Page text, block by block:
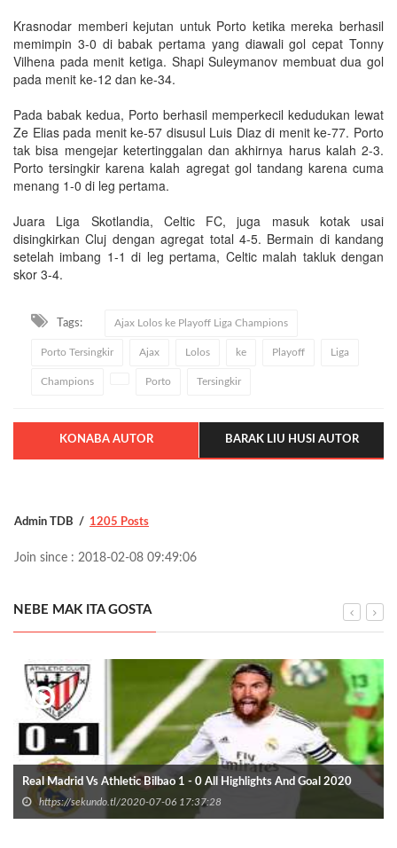
Krasnodar memberi kejutan untuk Porto ketika mereka berhasil
memimpin 3-0 di babak pertama yang diawali gol cepat Tonny
Vilhena pada menit ketiga. Shapi Suleymanov membuat dua gol
pada menit ke-12 dan ke-34.
Pada babak kedua, Porto berhasil memperkecil kedudukan lewat
Ze Elias pada menit ke-57 disusul Luis Diaz di menit ke-77. Porto
tak bisa mengejar ketertinggalan dan akhirnya harus kalah 2-3.
Porto tersingkir karena kalah agregat gol tandang karena cuma
menang 1-0 di leg pertama.
Juara Liga Skotlandia, Celtic FC, juga masuk kotak usai
disingkirkan Cluj dengan agregat total 4-5. Bermain di kandang
setelah imbang 1-1 di leg pertama, Celtic malah takluk dengan
skor 3-4.
Tags: Ajax Lolos ke Playoff Liga Champions
Porto Tersingkir Ajax Lolos ke Playoff Liga
Champions Porto Tersingkir
KONABA AUTOR BARAK LIU HUSI AUTOR
Admin TDB 1205 Posts
Join since : 2018-02-08 09:49:06
NEBE MAK ITA GOSTA
Real Madrid Vs Athletic Bilbao 1 - 0 All Highlights And Goal 2020
https://sekundo.tl/2020-07-06 17:37:28